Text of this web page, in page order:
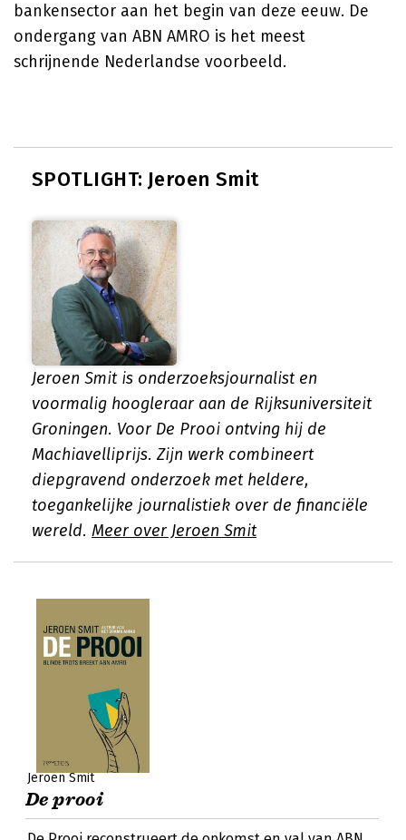
bankensector aan het begin van deze eeuw. De
ondergang van ABN AMRO is het meest
schrijnende Nederlandse voorbeeld.
SPOTLIGHT: Jeroen Smit
Jeroen Smit is onderzoeksjournalist en
voormalig hoogleraar aan de Rijksuniversiteit
Groningen. Voor De Prooi ontving hij de
Machiavelliprijs. Zijn werk combineert
diepgravend onderzoek met heldere,
toegankelijke journalistiek over de financiële
wereld. Meer over Jeroen Smit
Jeroen Smit
De prooi